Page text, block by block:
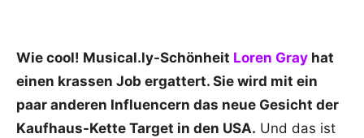
Wie cool! Musical.ly-Schönheit Loren Gray hat
einen krassen Job ergattert. Sie wird mit ein
paar anderen Influencern das neue Gesicht der
Kaufhaus-Kette Target in den USA. Und das ist